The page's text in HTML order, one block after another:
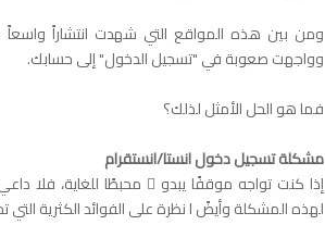
ومن بين هذه المواقع التي شهدت انتشاراً واسعاً
وواجهت صعوبة في "تسجيل الدخول" إلى حسابك.
فما هو الحل الأمثل لذلك؟
مشكلة تسجيل دخول انستا/انستقرام
إذا كنت تواجه موقفًا يبدو ً محبطًا للغاية، فلا
لهذه المشكلة وأيضً ا نظرة على الفوائد الكثرية التي